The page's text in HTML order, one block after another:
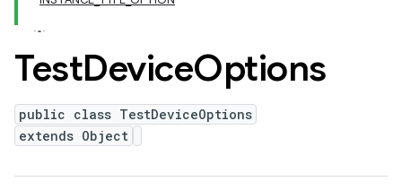
TestDeviceOptions
public class TestDeviceOptions
extends Object